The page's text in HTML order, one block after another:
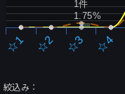
☆1 ☆2 ☆3 ☆4
1件
1.75%
絞込み：